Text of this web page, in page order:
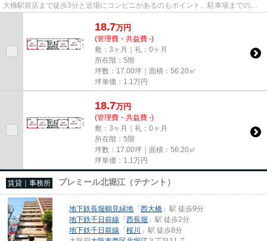
大橋駅前店まで徒歩3分と近場にコンビニがあるのもポイント。駐車場までの距
離は300mです。周辺には、徒...
18.7万円
(管理費・共益費 -)
敷：3ヶ月｜礼：0ヶ月
所在階：5階
坪数：17.00坪｜面積：56.20㎡
坪単価： 1.1 万円
18.7万円
(管理費・共益費 -)
敷：3ヶ月｜礼：0ヶ月
所在階：5階
坪数：17.00坪｜面積：56.20㎡
坪単価： 1.1 万円
賃貸｜事務所 プレミール北堀江（テナント）
地下鉄長堀鶴見緑地 「西大橋 」駅 徒歩9分
地下鉄千日前線 「西長堀 」駅 徒歩2分
地下鉄千日前線 「桜川
」駅 徒歩8分